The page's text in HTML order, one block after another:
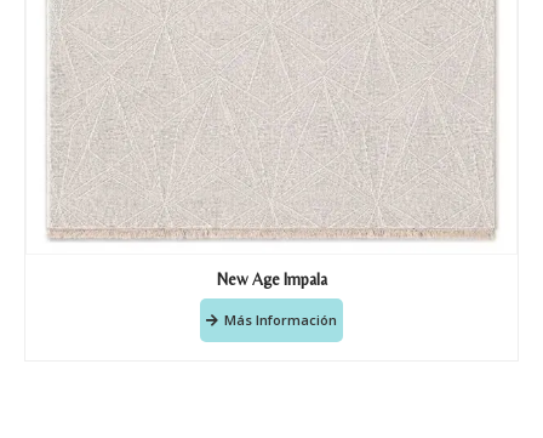
New Age Impala
Más Información